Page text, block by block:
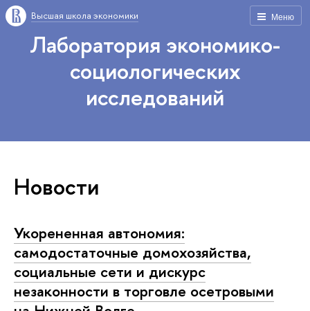
Меню
Высшая школа экономики
Лаборатория экономико-
социологических
исследований
Новости
Укорененная автономия:
самодостаточные домохозяйства,
социальные сети и дискурс
незаконности в торговле осетровыми